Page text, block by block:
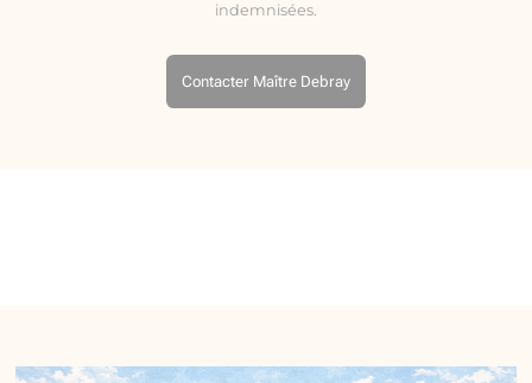
indemnisées.
Contacter Maître Debray